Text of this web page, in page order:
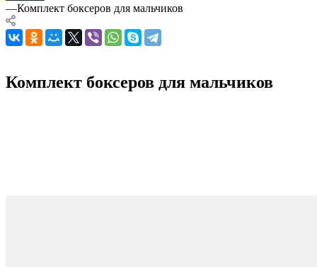
—Комплект боксеров для мальчиков
Комплект боксеров для мальчиков